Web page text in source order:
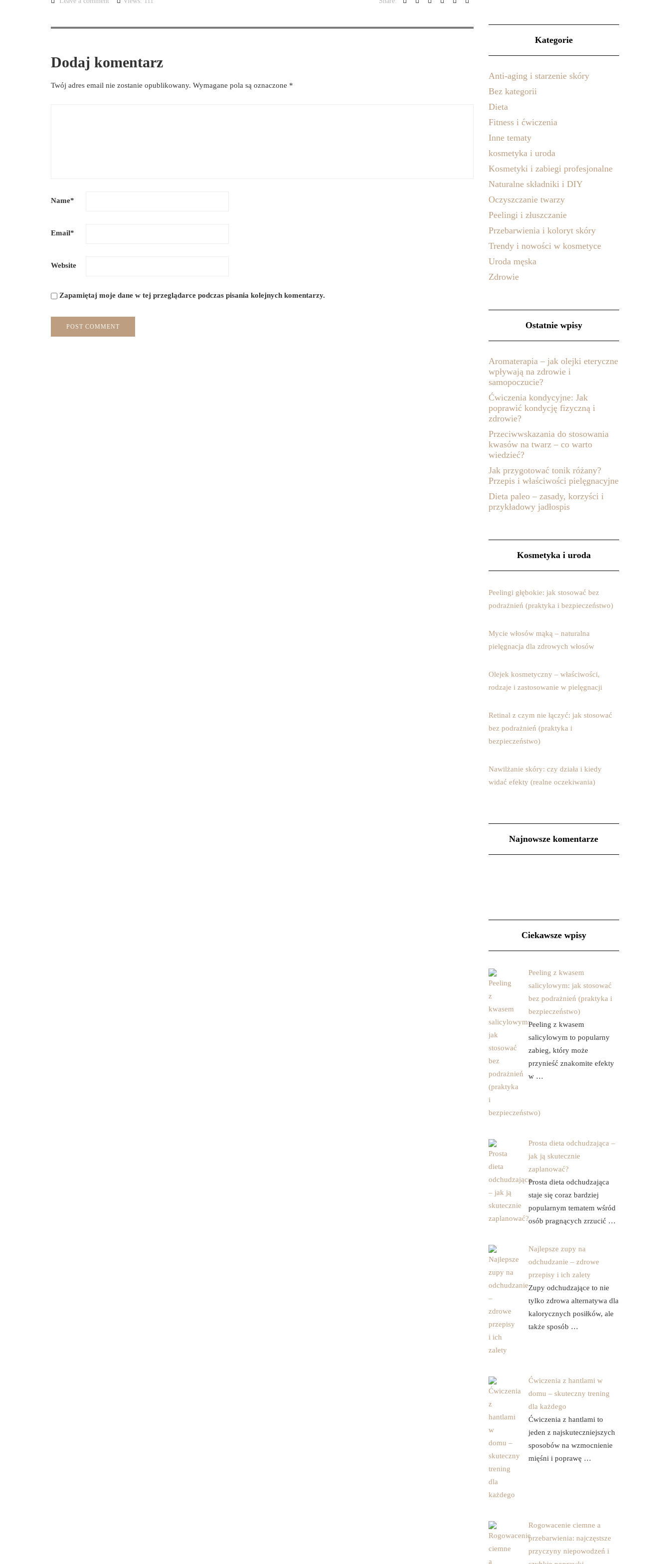
Dodaj komentarz
Twój adres email nie zostanie opublikowany. Wymagane pola są oznaczone *
Name*
Email*
Website
Zapamiętaj moje dane w tej przeglądarce podczas pisania kolejnych komentarzy.
Kategorie
Anti-aging i starzenie skóry
Bez kategorii
Dieta
Fitness i ćwiczenia
Inne tematy
kosmetyka i uroda
Kosmetyki i zabiegi profesjonalne
Naturalne składniki i DIY
Oczyszczanie twarzy
Peelingi i złuszczanie
Przebarwienia i koloryt skóry
Trendy i nowości w kosmetyce
Uroda męska
Zdrowie
Ostatnie wpisy
Aromaterapia – jak olejki eteryczne
wpływają na zdrowie i
samopoczucie?
Ćwiczenia kondycyjne: Jak
poprawić kondycję fizyczną i
zdrowie?
Przeciwwskazania do stosowania
kwasów na twarz – co warto
wiedzieć?
Jak przygotować tonik różany?
Przepis i właściwości pielęgnacyjne
Dieta paleo – zasady, korzyści i
przykładowy jadłospis
Kosmetyka i uroda
Peelingi głębokie: jak stosować bez
podrażnień (praktyka i bezpieczeństwo)
Mycie włosów mąką – naturalna
pielęgnacja dla zdrowych włosów
Olejek kosmetyczny – właściwości,
rodzaje i zastosowanie w pielęgnacji
Retinal z czym nie łączyć: jak stosować
bez podrażnień (praktyka i
bezpieczeństwo)
Nawilżanie skóry: czy działa i kiedy
widać efekty (realne oczekiwania)
Najnowsze komentarze
Ciekawsze wpisy
Peeling z kwasem
salicylowym: jak stosować
bez podrażnień (praktyka i
bezpieczeństwo)
Peeling z kwasem
salicylowym to popularny
zabieg, który może
przynieść znakomite efekty
w …
Prosta dieta odchudzająca –
jak ją skutecznie
zaplanować?
Prosta dieta odchudzająca
staje się coraz bardziej
popularnym tematem wśród
osób pragnących zrzucić …
Najlepsze zupy na
odchudzanie – zdrowe
przepisy i ich zalety
Zupy odchudzające to nie
tylko zdrowa alternatywa dla
kalorycznych posiłków, ale
także sposób …
Ćwiczenia z hantlami w
domu – skuteczny trening
dla każdego
Ćwiczenia z hantlami to
jeden z najskuteczniejszych
sposobów na wzmocnienie
mięśni i poprawę …
Rogowacenie ciemne a
przebarwienia: najczęstsze
przyczyny niepowodzeń i